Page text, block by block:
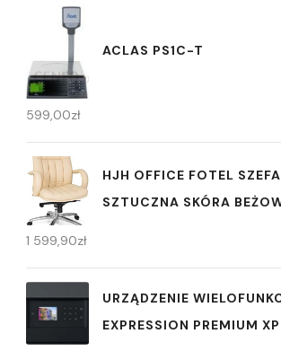
ACLAS PS1C-T
599,00zł
HJH OFFICE FOTEL
SZTUCZNA SKÓRA
1 599,90zł
URZĄDZENIE
EXPRESSION PREMIUM